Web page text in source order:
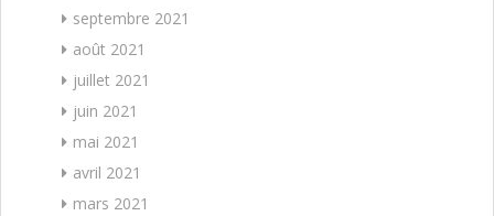
septembre 2021
août 2021
juillet 2021
juin 2021
mai 2021
avril 2021
mars 2021